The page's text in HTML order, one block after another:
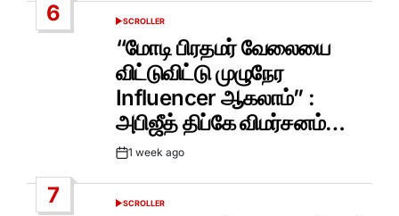
6
POSTED
IN
SCROLLER
“மோடி பிரதமர் வேலையை
விட்டுவிட்டு முழுநேர
Influencer ஆகலாம்” :
அபிஜீத் திப்கே விமர்சனம்…
Post1 week ago
7
POSTED
SCROLLER